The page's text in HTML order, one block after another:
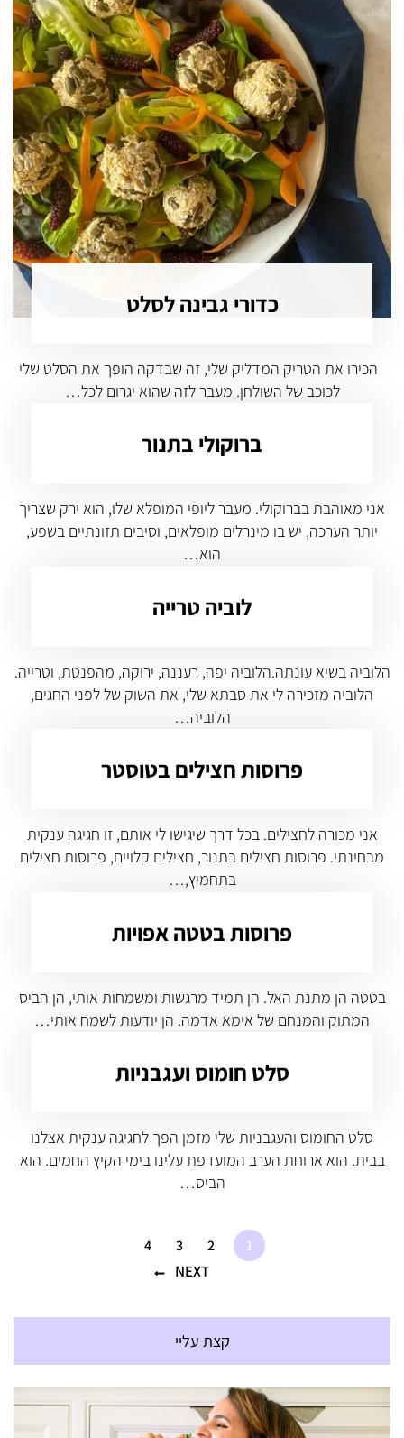
כדורי גבינה לסלט
הכירו את הטריק המדליק שלי, זה שבדקה הופך את הסלט שלי
לכוכב של השולחן. מעבר לזה שהוא יגרום לכל…
ברוקולי בתנור
אני מאוהבת בברוקולי. מעבר ליופי המופלא שלו, הוא ירק שצריך
יותר הערכה, יש בו מינרלים מופלאים, וסיבים תזונתיים בשפע,
הוא…
לוביה טרייה
הלוביה בשיא עונתה.הלוביה יפה, רעננה, ירוקה, מהפנטת, וטרייה.
הלוביה מזכירה לי את סבתא שלי, את השוק של לפני החגים,
הלוביה…
פרוסות חצילים בטוסטר
אני מכורה לחצילים. בכל דרך שיגישו לי אותם, זו חגיגה ענקית
מבחינתי. פרוסות חצילים בתנור, חצילים קלויים, פרוסות חצילים
בתחמיץ,…
פרוסות בטטה אפויות
בטטה הן מתנת האל. הן תמיד מרגשות ומשמחות אותי, הן הביס
המתוק והמנחם של אימא אדמה. הן יודעות לשמח אותי…
סלט חומוס ועגבניות
סלט החומוס והעגבניות שלי מזמן הפך לחגיגה ענקית אצלנו
בבית. הוא ארוחת הערב המועדפת עלינו בימי הקיץ החמים. הוא
הביס…
1
2
3
4
NEXT
קצת עליי